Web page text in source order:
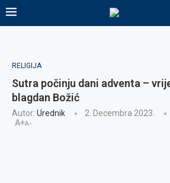
RELIGIJA
Sutra počinju dani adventa –
blagdan Božić
Autor: Urednik 2. Decembra 2023.
A+A-